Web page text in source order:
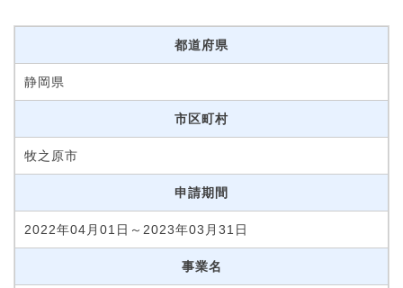
都道府県
静岡県
市区町村
牧之原市
申請期間
2022年04月01日～2023年03月31日
事業名